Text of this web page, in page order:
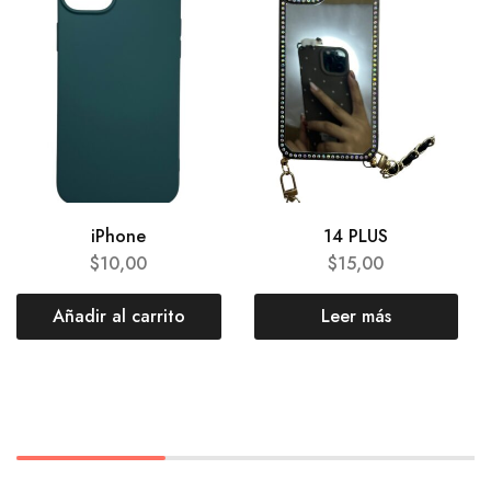
iPhone
$10,00
Añadir al carrito
14 PLUS
$15,00
Leer más